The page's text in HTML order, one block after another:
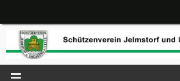
springen